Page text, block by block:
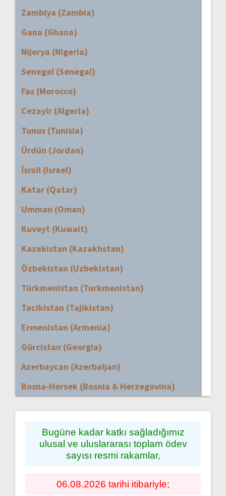
Zambiya (Zambia)
Gana (Ghana)
Nijerya (Nigeria)
Senegal (Senegal)
Fas (Morocco)
Cezayir (Algeria)
Tunus (Tunisia)
Ürdün (Jordan)
İsrail (Israel)
Katar (Qatar)
Umman (Oman)
Kuveyt (Kuwait)
Kazakistan (Kazakhstan)
Özbekistan (Uzbekistan)
Türkmenistan (Turkmenistan)
Tacikistan (Tajikistan)
Ermenistan (Armenia)
Gürcistan (Georgia)
Azerbaycan (Azerbaijan)
Bosna-Hersek (Bosnia & Herzegovina)
Bugüne kadar katkı sağladığımız
ulusal ve uluslararası toplam ödev
sayısı resmi rakamlar,
06.08.2026 tarihi itibariyle;